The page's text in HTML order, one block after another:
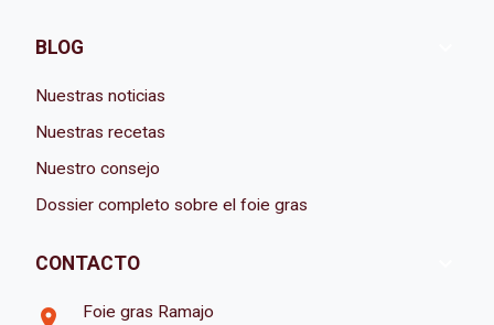
BLOG
Nuestras noticias
Nuestras recetas
Nuestro consejo
Dossier completo sobre el foie gras
CONTACTO
room Foie gras Ramajo